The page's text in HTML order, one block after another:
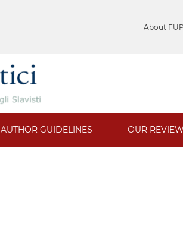
About
AUTHOR GUIDELINES OUR